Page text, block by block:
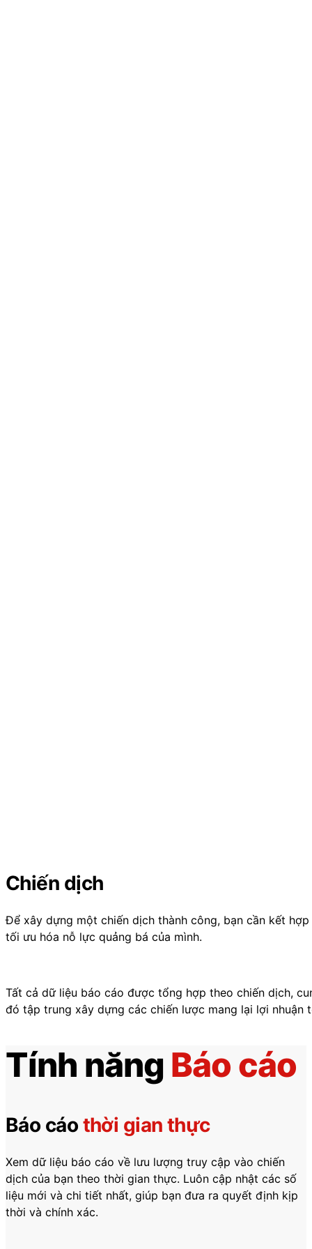
Chiến dịch
Để xây dựng một chiến dịch thành công, bạn cần kết
tối ưu hóa nỗ lực quảng bá của mình.
Tất cả dữ liệu báo cáo được tổng hợp theo chiến dịch,
đó tập trung xây dựng các chiến lược mang lại lợi nhuận
Tính năng Báo cáo
Báo cáo thời gian thực
Xem dữ liệu báo cáo về lưu lượng truy cập vào chiến
dịch của bạn theo thời gian thực. Luôn cập nhật các số
liệu mới và chi tiết nhất, giúp bạn đưa ra quyết định kịp
thời và chính xác.